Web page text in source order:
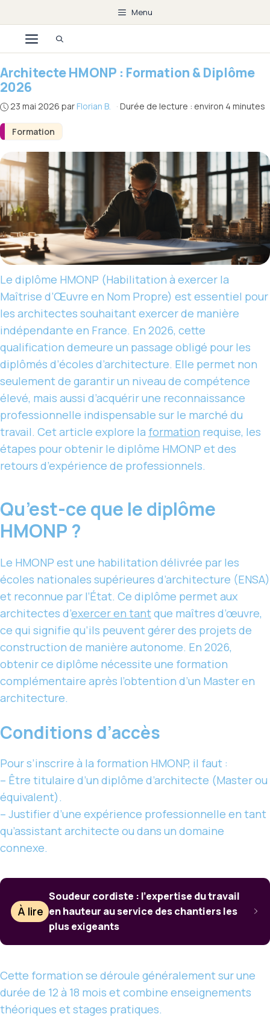
au
contenu
Menu
Menu
Formation
Architecte HMONP : Formation & Diplôme
2026
23 mai 2026 par Florian B. · Durée de lecture : environ 4 minutes
Le diplôme HMONP (Habilitation à exercer la
Maîtrise d’Œuvre en Nom Propre) est essentiel pour
les architectes souhaitant exercer de manière
indépendante en France. En 2026, cette
qualification demeure un passage obligé pour les
diplômés d’écoles d’architecture. Elle permet non
seulement de garantir un niveau de compétence
élevé, mais aussi d’acquérir une reconnaissance
professionnelle indispensable sur le marché du
travail. Cet article explore la formation requise, les
étapes pour obtenir le diplôme HMONP et des
retours d’expérience de professionnels.
Qu’est-ce que le diplôme
HMONP ?
Le HMONP est une habilitation délivrée par les
écoles nationales supérieures d’architecture (ENSA)
et reconnue par l’État. Ce diplôme permet aux
architectes d’exercer en tantque maîtres d’œuvre,
ce qui signifie qu’ils peuvent gérer des projets de
construction de manière autonome. En 2026,
obtenir ce diplôme nécessite une formation
complémentaire après l’obtention d’un Master en
architecture.
Conditions d’accès
Pour s’inscrire à la formation HMONP, il faut :
– Être titulaire d’un diplôme d’architecte (Master ou
équivalent).
– Justifier d’une expérience professionnelle en tant
qu’assistant architecte ou dans un domaine
connexe.
À lire
Soudeur cordiste : l’expertise du travail
en hauteur au service des chantiers les
plus exigeants
Cette formation se déroule généralement sur une
durée de 12 à 18 mois et combine enseignements
théoriques et stages pratiques.